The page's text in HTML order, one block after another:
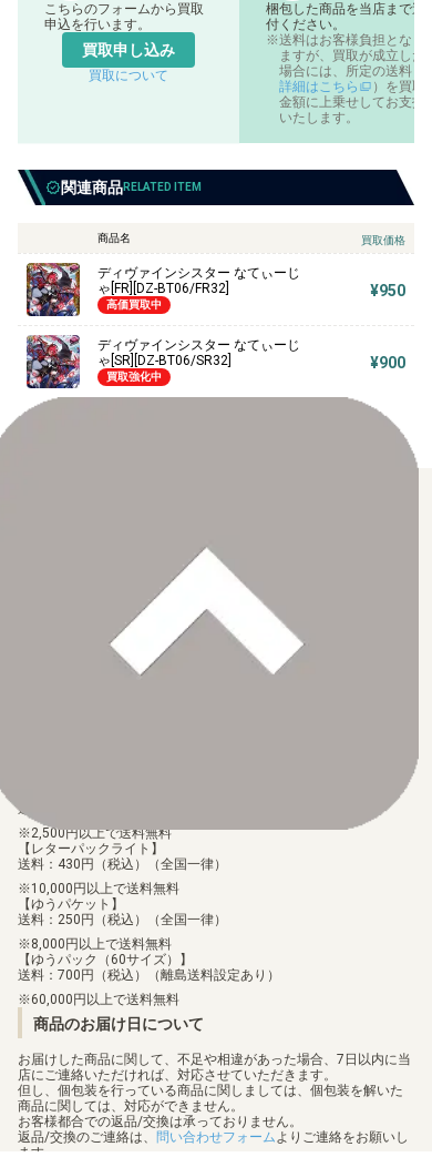
こちらのフォームから買取
申込を行います。
買取申し込み
買取について
梱包した商品を当店まで送
付ください。
送料はお客様負担となり
ますが、買取が成立した
場合には、所定の送料（
詳細はこちら
）を買取
金額に上乗せしてお支払
いたします。
関連商品RELATED ITEM
商品名 買取価格
ディヴァインシスター なてぃーじ
ゃ[FR][DZ-BT06/FR32]
高価買取中
¥950
ディヴァインシスター なてぃーじ
ゃ[SR][DZ-BT06/SR32]
買取強化中
¥900
各種ブランドのカードをご利用いただけます。
【Paidy（後払い/コンビニ払い）】
お支払後の在庫確保となりますため、お早めにお支払をお願いし
なお、お支払口座は、注文確認メールに記載しております。
振込手数料はお客様負担となります。
送料：100円（税込）（全国一律）
2,500円以上で送料無料
【レターパックライト】
送料：430円（税込）（全国一律）
10,000円以上で送料無料
【ゆうパケット】
送料：250円（税込）（全国一律）
8,000円以上で送料無料
【ゆうパック（60サイズ）】
送料：700円（税込）（離島送料設定あり）
60,000円以上で送料無料
商品のお届け日について
お届けした商品に関して、不足や相違があった場合、7日以内に当
店にご連絡いただければ、対応させていただきます。
但し、個包装を行っている商品に関しましては、個包装を解いた
商品に関しては、対応ができません。
お客様都合での返品/交換は承っておりません。
返品/交換のご連絡は、 問い合わせフォームよりご連絡をお願いし
ます。